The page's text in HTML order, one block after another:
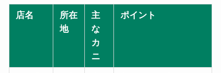
店名
所在
地
主
な
カ
ニ
ポイント